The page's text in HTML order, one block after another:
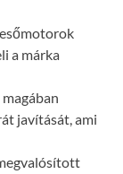
a márka
magában
javítását, ami